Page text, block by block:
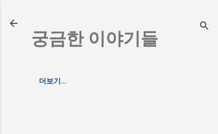
궁금한 이야기들
더보기…